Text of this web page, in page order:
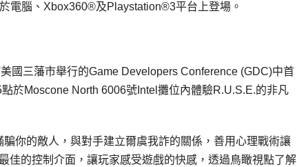
電腦、Xbox360®及Playstation®3平台上登場。
國三藩市舉行的Game Developers Conference (GDC)中首
於Moscone North 6006號Intel攤位內體驗R.U.S.E.的非凡
你的敵人，與對手建立爾虞我詐的關係，善用心理戰術讓
佳的控制介面，讓玩家感受遊戲的快感，透過鳥瞰視點了解